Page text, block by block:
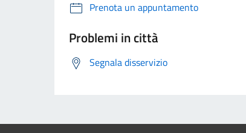
Prenota un appuntamento
Problemi in città
Segnala disservizio